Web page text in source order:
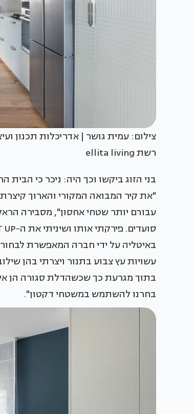
צילום: עמית גושר | אדריכלות תכנון
רשת ellita living
בני הזוג ביקשו וכך היה: ניכר כי
"את קיר המבואה המקורי והארוך
באיטליה על ידי חברה המאפשרת
עשויות עץ צבוע בתנור ויצרתי בהן
בתוך מגרעת כך שכשהדלת סגורה הן
בחרנו להשתמש במשטחי דקטון".